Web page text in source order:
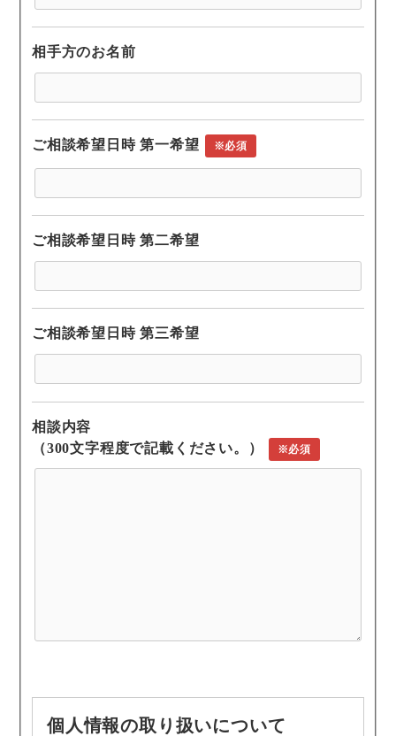
相手方のお名前
ご相談希望日時 第一希望 ※必須
ご相談希望日時 第二希望
ご相談希望日時 第三希望
相談内容
（300文字程度で記載ください。）
※必須
個人情報の取り扱いについて